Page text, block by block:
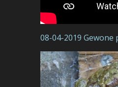
08-04-2019